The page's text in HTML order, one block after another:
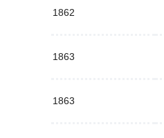
1862
1863
1863